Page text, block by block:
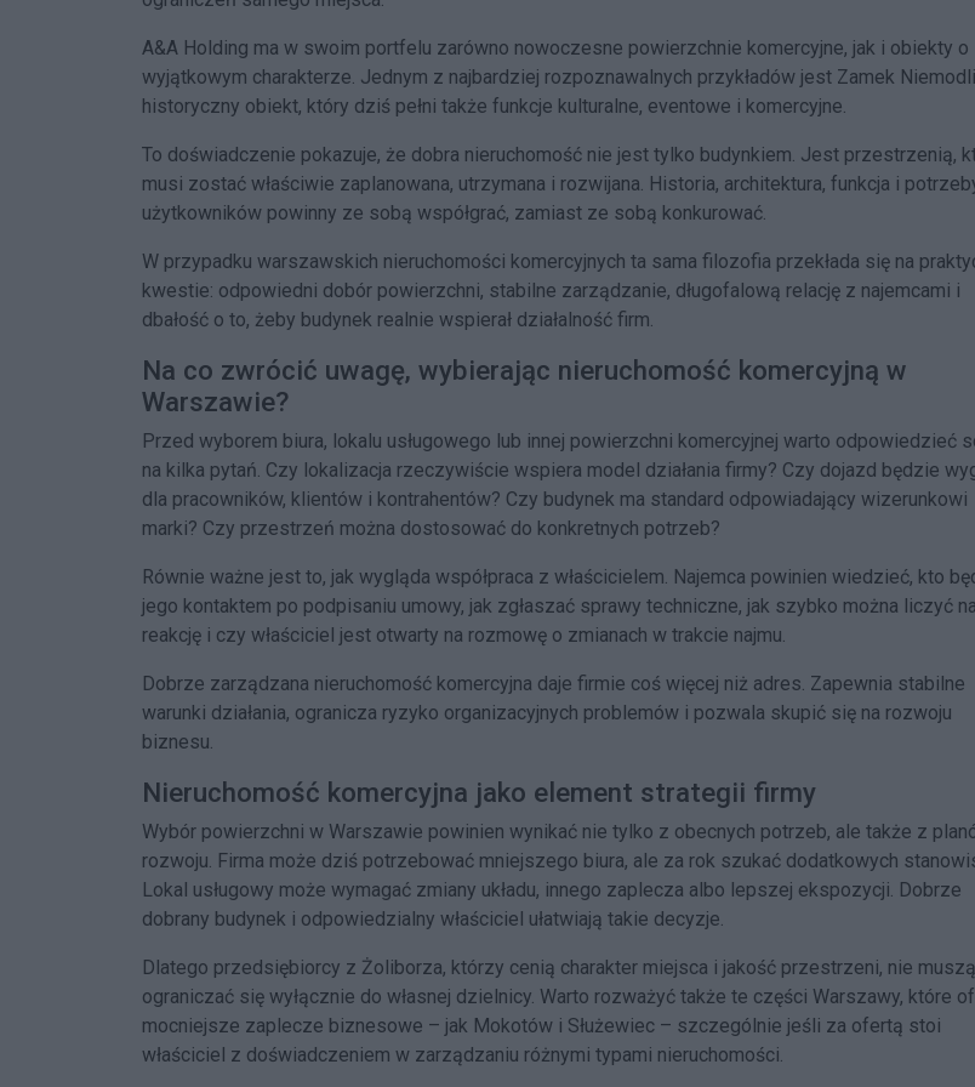
A&A Holding ma w swoim portfelu zarówno nowoczesne powierzchnie komercyjne, jak i obiekty o
wyjątkowym charakterze. Jednym z najbardziej rozpoznawalnych przykładów jest Zamek
historyczny obiekt, który dziś pełni także funkcje kulturalne, eventowe i komercyjne.
To doświadczenie pokazuje, że dobra nieruchomość nie jest tylko budynkiem. Jest przestrzenią,
musi zostać właściwie zaplanowana, utrzymana i rozwijana. Historia, architektura, funkcja i
użytkowników powinny ze sobą współgrać, zamiast ze sobą konkurować.
W przypadku warszawskich nieruchomości komercyjnych ta sama filozofia przekłada się na
kwestie: odpowiedni dobór powierzchni, stabilne zarządzanie, długofalową relację z najemcami i
dbałość o to, żeby budynek realnie wspierał działalność firm.
Na co zwrócić uwagę, wybierając nieruchomość komercyjną w
Warszawie?
Przed wyborem biura, lokalu usługowego lub innej powierzchni komercyjnej warto odpowiedzieć
na kilka pytań. Czy lokalizacja rzeczywiście wspiera model działania firmy? Czy dojazd będzie
dla pracowników, klientów i kontrahentów? Czy budynek ma standard odpowiadający wizerunkowi
marki? Czy przestrzeń można dostosować do konkretnych potrzeb?
Równie ważne jest to, jak wygląda współpraca z właścicielem. Najemca powinien wiedzieć, kto
jego kontaktem po podpisaniu umowy, jak zgłaszać sprawy techniczne, jak szybko można liczyć na
reakcję i czy właściciel jest otwarty na rozmowę o zmianach w trakcie najmu.
Dobrze zarządzana nieruchomość komercyjna daje firmie coś więcej niż adres. Zapewnia stabilne
warunki działania, ogranicza ryzyko organizacyjnych problemów i pozwala skupić się na rozwoju
biznesu.
Nieruchomość komercyjna jako element strategii firmy
Wybór powierzchni w Warszawie powinien wynikać nie tylko z obecnych potrzeb, ale także z
rozwoju. Firma może dziś potrzebować mniejszego biura, ale za rok szukać dodatkowych
Lokal usługowy może wymagać zmiany układu, innego zaplecza albo lepszej ekspozycji. Dobrze
dobrany budynek i odpowiedzialny właściciel ułatwiają takie decyzje.
Dlatego przedsiębiorcy z Żoliborza, którzy cenią charakter miejsca i jakość przestrzeni, nie muszą
ograniczać się wyłącznie do własnej dzielnicy. Warto rozważyć także te części Warszawy, które
mocniejsze zaplecze biznesowe – jak Mokotów i Służewiec – szczególnie jeśli za ofertą stoi
właściciel z doświadczeniem w zarządzaniu różnymi typami nieruchomości.